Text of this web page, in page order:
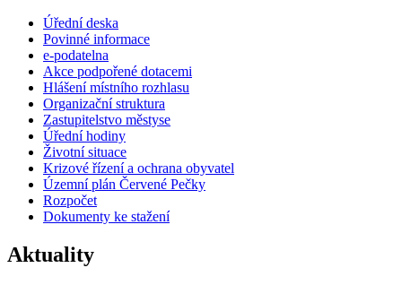
Úřední deska
Povinné informace
e-podatelna
Akce podpořené dotacemi
Hlášení místního rozhlasu
Organizační struktura
Zastupitelstvo městyse
Úřední hodiny
Životní situace
Krizové řízení a ochrana obyvatel
Územní plán Červené Pečky
Rozpočet
Dokumenty ke stažení
Aktuality